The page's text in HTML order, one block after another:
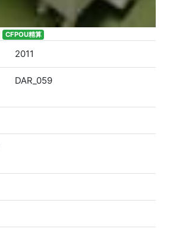
CFPOU精算
2011
DAR_059